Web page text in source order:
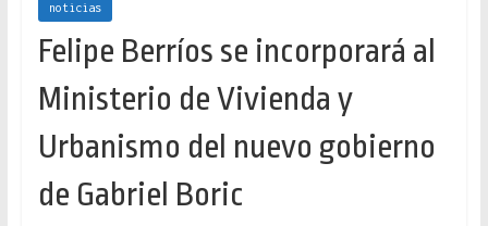
noticias
Felipe Berríos se incorporará al
Ministerio de Vivienda y
Urbanismo del nuevo gobierno
de Gabriel Boric